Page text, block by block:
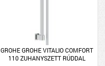
GROHE GROHE VITALIO COMFORT
110 ZUHANYSZETT RÚDDAL